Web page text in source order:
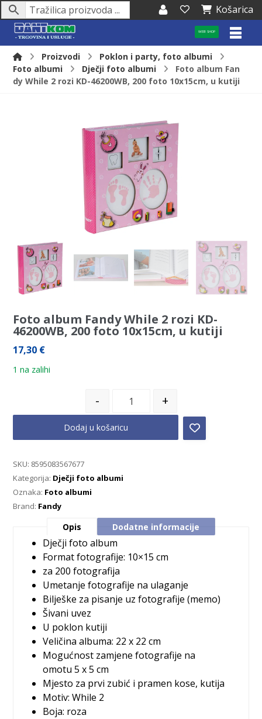
Košarica
WEB SHOP
Proizvodi
Poklon i party, foto albumi
Foto albumi
Dječji foto albumi
Foto album Fan
dy While 2 rozi KD-46200WB, 200 foto 10x15cm, u kutiji
Foto album Fandy While 2 rozi KD-
46200WB, 200 foto 10x15cm, u kutiji
17,30 €
1 na zalihi
- +
Dodaj u košaricu
SKU: 8595083567677
Kategorija: Dječji foto albumi
Oznaka: Foto albumi
Brand: Fandy
Opis Dodatne informacije
Dječji foto album
Format fotografije: 10×15 cm
za 200 fotografija
Umetanje fotografije na ulaganje
Bilješke za pisanje uz fotografije (memo)
Šivani uvez
U poklon kutiji
Veličina albuma: 22 x 22 cm
Mogućnost zamjene fotografije na
omotu 5 x 5 cm
Mjesto za prvi zubić i pramen kose, kutija
Motiv: While 2
Boja: roza